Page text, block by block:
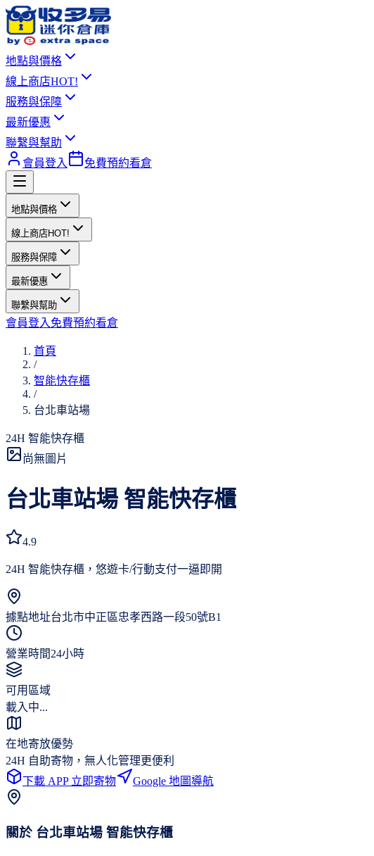
地點與價格
線上商店HOT!
服務與保障
最新優惠
聯繫與幫助
會員登入
免費預約看倉
地點與價格
線上商店HOT!
服務與保障
最新優惠
聯繫與幫助
會員登入 免費預約看倉
首頁
/
智能快存櫃
/
台北車站場
24H 智能快存櫃
尚無圖片
台北車站場 智能快存櫃
4.9
24H 智能快存櫃，悠遊卡/行動支付一逼即開
據點地址台北市中正區忠孝西路一段50號B1
營業時間24小時
可用區域
載入中...
在地寄放優勢
24H 自助寄物，無人化管理更便利
下載 APP 立即寄物
Google 地圖導航
關於 台北車站場 智能快存櫃